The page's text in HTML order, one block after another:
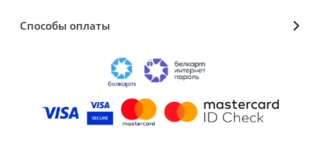
Способы оплаты